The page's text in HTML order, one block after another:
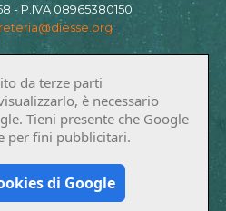
- P.IVA 08965380150
da terze parti
è necessario
Tieni presente che Google
per fini pubblicitari.
di Google